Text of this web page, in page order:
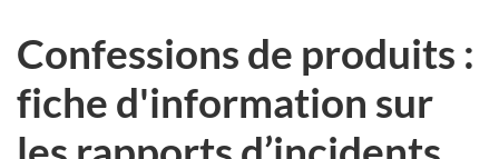
Confessions de produits :
fiche d'information sur